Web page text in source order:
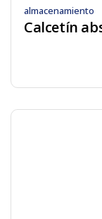
almacenamiento
Calcetín